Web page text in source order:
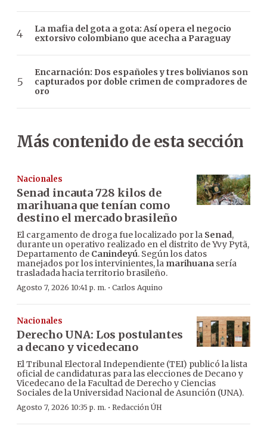
La mafia del gota a gota: Así opera el negocio
extorsivo colombiano que acecha a Paraguay
Encarnación: Dos españoles y tres bolivianos son
capturados por doble crimen de compradores de
oro
Más contenido de esta sección
Nacionales
Senad incauta 728 kilos de
marihuana que tenían como
destino el mercado brasileño
El cargamento de droga fue localizado por la Senad,
durante un operativo realizado en el distrito de Yvy Pytã,
Departamento de Canindeyú. Según los datos
manejados por los intervinientes, la marihuana sería
trasladada hacia territorio brasileño.
Agosto 7, 2026 10:41 p. m. · Carlos Aquino
Nacionales
Derecho UNA: Los postulantes
a decano y vicedecano
El Tribunal Electoral Independiente (TEI) publicó la lista
oficial de candidaturas para las elecciones de Decano y
Vicedecano de la Facultad de Derecho y Ciencias
Sociales de la Universidad Nacional de Asunción (UNA).
Agosto 7, 2026 10:35 p. m. · Redacción ÚH